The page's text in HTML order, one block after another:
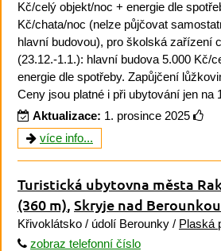
Kč/celý objekt/noc + energie dle
Kč/chata/noc (nelze půjčovat
hlavní budovou), pro školská zařízení
(23.12.-1.1.): hlavní budova 5.000 Kč/
energie dle spotřeby. Zapůjčení
Ceny jsou platné i při ubytování jen na
Aktualizace: 1. prosince 2025
více info...
Turistická ubytovna města
(360 m), Skryje nad Berounkou
Křivoklátsko / údolí Berounky / Plaská
zobraz telefonní číslo